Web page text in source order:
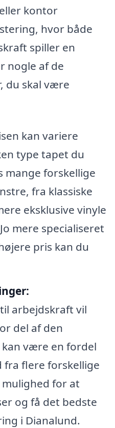
kontor
hvor både
spiller en
nogle af de
du skal være
kan variere
type tapet du
mange forskellige
fra klassiske
eksklusive vinyle
mere specialiseret
pris kan du
arbejdskraft vil
del af den
kan være en fordel
flere forskellige
for at
og få det bedste
i Dianalund.